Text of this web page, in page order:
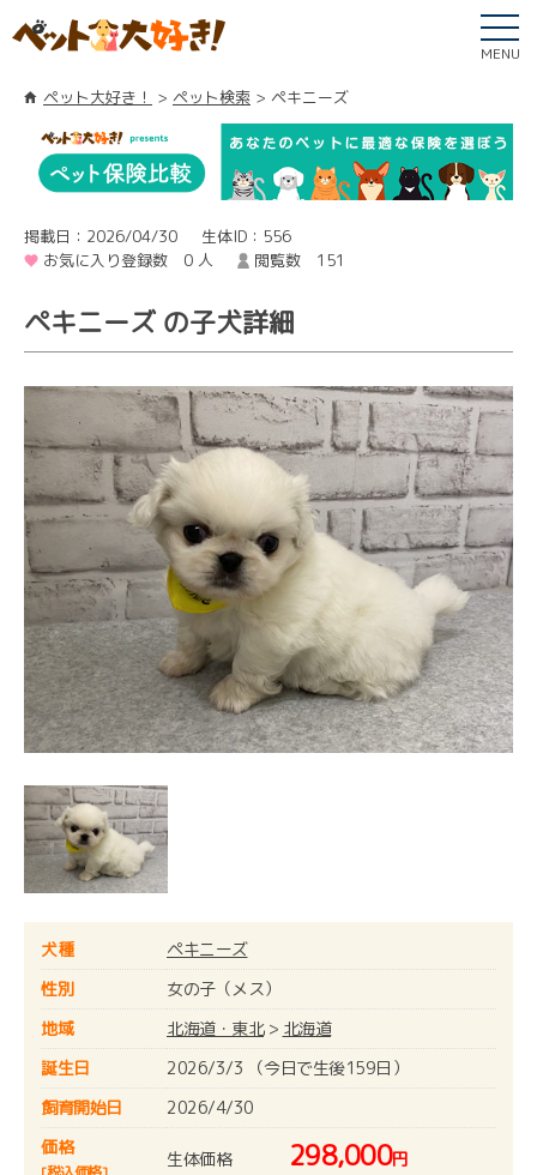
MENU
ペット大好き！ ペット検索 ペキニーズ
掲載日：2026/04/30
生体ID：556
お気に入り登録数 0 人
閲覧数 151
ペキニーズ の子犬詳細
犬種
ペキニーズ
性別
女の子（メス）
地域
北海道・東北> 北海道
誕生日
2026/3/3 （今日で生後159日）
飼育開始日
2026/4/30
価格
生体価格 298,000円